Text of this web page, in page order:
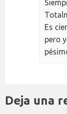
Es
pero
Deja una